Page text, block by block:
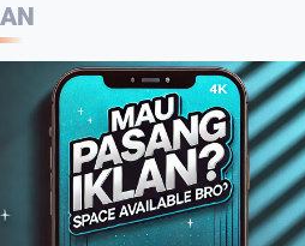
Eloknya Panorama
Sunset Pantai Pasir
Aurduri Dikala Senja
4:33
Kepala Balai Bahasa